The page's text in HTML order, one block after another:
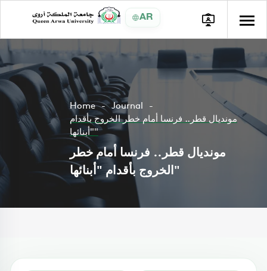
AR
Home
Journal
مونديال قطر.. فرنسا أمام خطر الخروج بأقدام
"أبنائها"
مونديال قطر.. فرنسا أمام خطر
الخروج بأقدام "أبنائها"